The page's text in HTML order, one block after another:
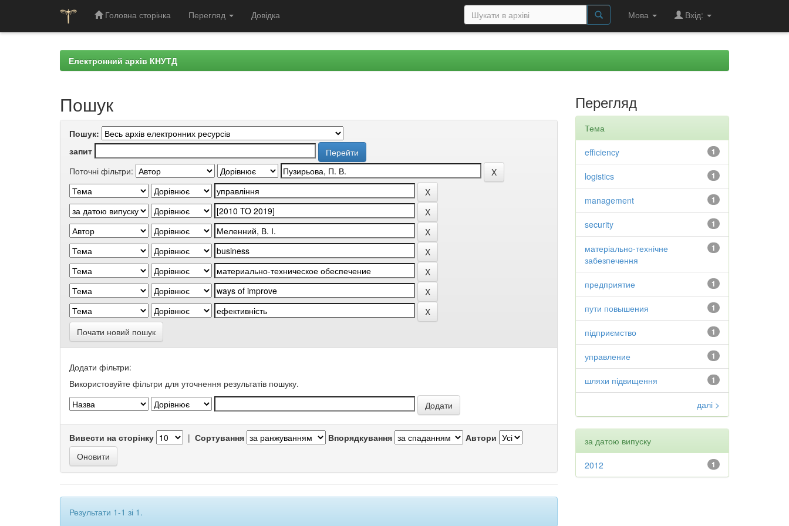
Головна сторінка Перегляд Довідка Мова Вхід:
Електронний архів КНУТД
Пошук
Пошук:
запит
Поточні фільтри:
Почати новий пошук
Додати фільтри:
Використовуйте фільтри для уточнення результатів пошуку.
Вивести на сторінку | Сортування Впорядкування Автори
Результати 1-1 зі 1.
Перегляд
Тема
1
efficiency
1
logistics
1
management
1
security
1
матеріально-технічне
забезпечення
1
предприятие
1
пути повышения
1
підприємство
1
управление
1
шляхи підвищення
далі >
за датою випуску
1
2012